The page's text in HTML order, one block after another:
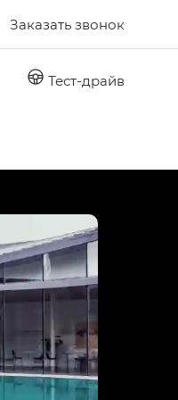
Заказать звонок
Тест-драйв